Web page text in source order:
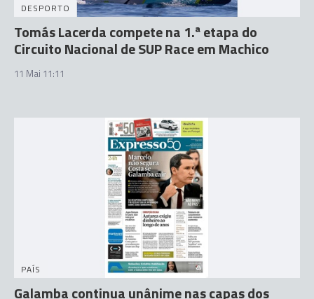
DESPORTO
Tomás Lacerda compete na 1.ª etapa do
Circuito Nacional de SUP Race em Machico
11 Mai 11:11
PAÍS
Galamba continua unânime nas capas dos